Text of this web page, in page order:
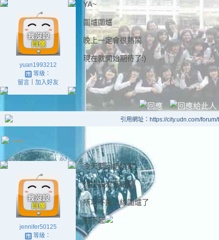
yuan1993212
等級：
留言｜ 加入好友
YA~
圍爐圍爐
晚上一定會很熱鬧
現在就開始期待了:)
引用網址：https://city.udn.com/
......
jennifer50125
等級：
今天要回奶奶家
奶奶加沒有電腦
所以不能上線圍爐了
對不起